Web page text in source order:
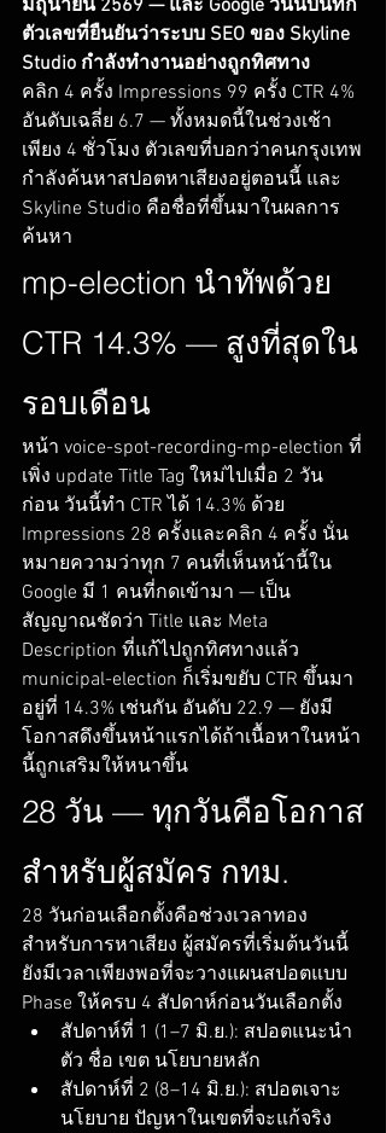
มิถุนายน 2569 — และ Google วันนี้บันทึก
ตัวเลขที่ยืนยันว่าระบบ SEO ของ Skyline
Studio กำลังทำงานอย่างถูกทิศทาง
คลิก 4 ครั้ง Impressions 99 ครั้ง CTR 4%
อันดับเฉลี่ย 6.7 — ทั้งหมดนี้ในช่วงเช้า
เพียง 4 ชั่วโมง ตัวเลขที่บอกว่าคนกรุงเทพ
กำลังค้นหาสปอตหาเสียงอยู่ตอนนี้ และ
Skyline Studio คือชื่อที่ขึ้นมาในผลการ
ค้นหา
mp-election นำทัพด้วย
CTR 14.3% — สูงที่สุดใน
รอบเดือน
หน้า voice-spot-recording-mp-election ที่
เพิ่ง update Title Tag ใหม่ไปเมื่อ 2 วัน
ก่อน วันนี้ทำ CTR ได้ 14.3% ด้วย
Impressions 28 ครั้งและคลิก 4 ครั้ง นั่น
หมายความว่าทุก 7 คนที่เห็นหน้านี้ใน
Google มี 1 คนที่กดเข้ามา — เป็น
สัญญาณชัดว่า Title และ Meta
Description ที่แก้ไปถูกทิศทางแล้ว
municipal-election ก็เริ่มขยับ CTR ขึ้นมา
อยู่ที่ 14.3% เช่นกัน อันดับ 22.9 — ยังมี
โอกาสดึงขึ้นหน้าแรกได้ถ้าเนื้อหาในหน้า
นี้ถูกเสริมให้หนาขึ้น
28 วัน — ทุกวันคือโอกาส
สำหรับผู้สมัคร กทม.
28 วันก่อนเลือกตั้งคือช่วงเวลาทอง
สำหรับการหาเสียง ผู้สมัครที่เริ่มต้นวันนี้
ยังมีเวลาเพียงพอที่จะวางแผนสปอตแบบ
Phase ให้ครบ 4 สัปดาห์ก่อนวันเลือกตั้ง
สัปดาห์ที่ 1 (1–7 มิ.ย.): สปอตแนะนำ
ตัว ชื่อ เขต นโยบายหลัก
สัปดาห์ที่ 2 (8–14 มิ.ย.): สปอตเจาะ
นโยบาย ปัญหาในเขตที่จะแก้จริง